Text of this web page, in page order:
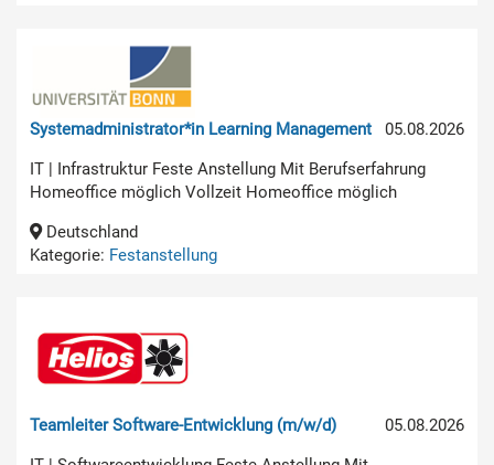
05.08.2026
Systemadministrator*in Learning Management
IT | Infrastruktur Feste Anstellung Mit Berufserfahrung
Homeoffice möglich Vollzeit Homeoffice möglich
Deutschland
Kategorie: Festanstellung
05.08.2026
Teamleiter Software-Entwicklung (m/w/d)